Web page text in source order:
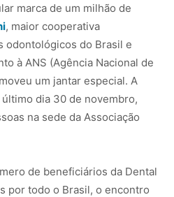
marca de um milhão de
, maior cooperativa
odontológicos do Brasil e
à ANS (Agência Nacional de
um jantar especial. A
dia 30 de novembro,
na sede da Associação
de beneficiários da Dental
por todo o Brasil, o encontro